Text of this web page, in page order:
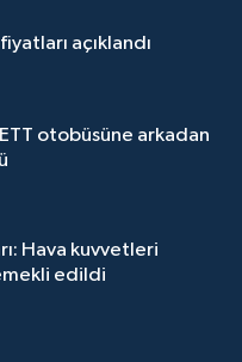
fiyatları açıklandı
otobüsüne arkadan
Hava kuvvetleri
edildi